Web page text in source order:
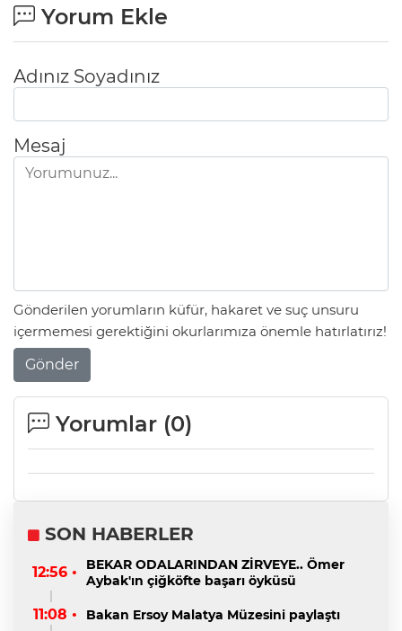
Yorum Ekle
Adınız Soyadınız
Mesaj
Gönderilen yorumların küfür, hakaret ve suç unsuru
içermemesi gerektiğini okurlarımıza önemle hatırlatırız!
Gönder
Yorumlar (0)
SON HABERLER
12:56 •
BEKAR ODALARINDAN ZİRVEYE.. Ömer
Aybak'ın çiğköfte başarı öyküsü
11:08 • Bakan Ersoy Malatya Müzesini paylaştı